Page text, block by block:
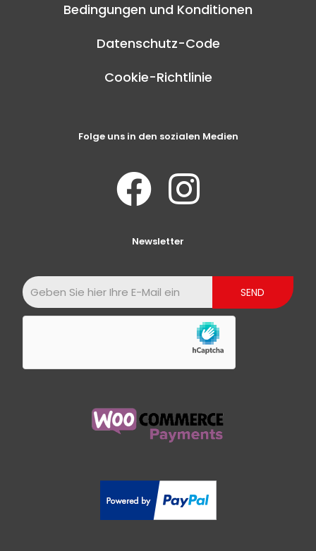
Bedingungen und Konditionen
Datenschutz-Code
Cookie-Richtlinie
Folge uns in den sozialen Medien
Newsletter